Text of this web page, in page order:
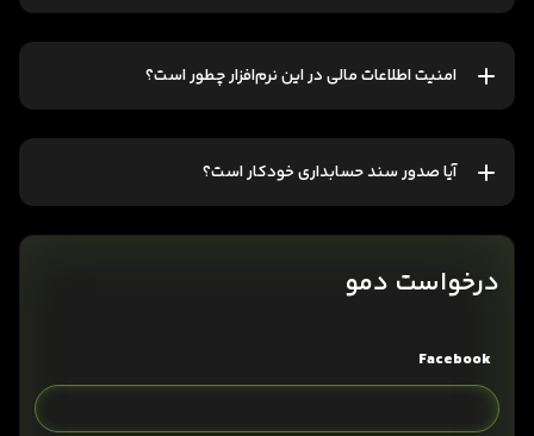
امنیت اطلاعات مالی در این نرم‌افزار چطور است؟
آیا صدور سند حسابداری خودکار است؟
درخواست دمو
Facebook